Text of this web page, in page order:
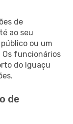
de
ao seu
ou um
funcionários
do Iguaçu
de